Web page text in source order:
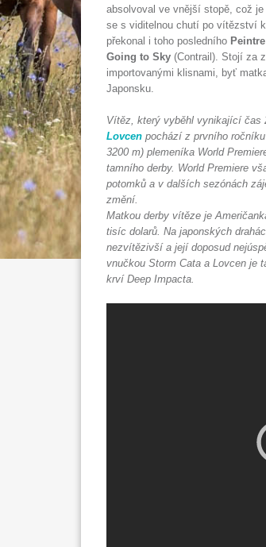
absolvoval ve vnější stopě, což
se s viditelnou chutí po vítězství
překonal i toho posledního
Going to Sky (Contrail). Stojí za
importovanými klisnami, byť
Japonsku.
Vítěz, který vyběhl vynikající čas
Lovcen pochází z prvního
3200 m) plemeníka World
tamního derby. World Premiere
potomků a v dalších sezónách
změní.
Matkou derby vítěze je
tisíc dolarů. Na japonských
nezvítězivší a její doposud
vnučkou Storm Cata a Lovcen je
krví Deep Impacta.